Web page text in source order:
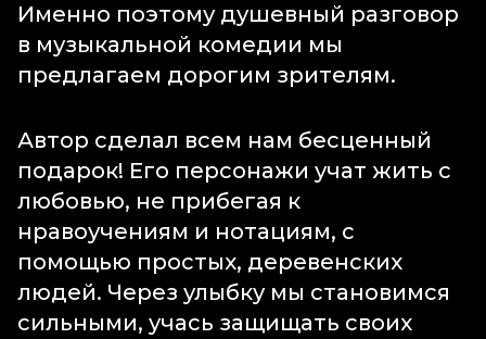
Именно поэтому душевный разговор
в музыкальной комедии мы
предлагаем дорогим зрителям.
Автор сделал всем нам бесценный
подарок! Его персонажи учат жить с
любовью, не прибегая к
нравоучениям и нотациям, с
помощью простых, деревенских
людей. Через улыбку мы становимся
сильными, учась защищать своих